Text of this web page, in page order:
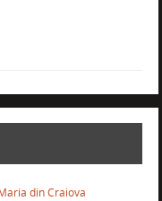
din Craiova